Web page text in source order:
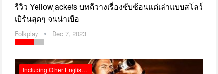
รีวิว Yellowjackets บทดีวางเรื่องซับซ้อนแต่เล่าแบบสโลว์
เบิร์นสุดๆ จนน่าเบื่อ
Folkplay Dec 7, 2023
Including Other English Reviews